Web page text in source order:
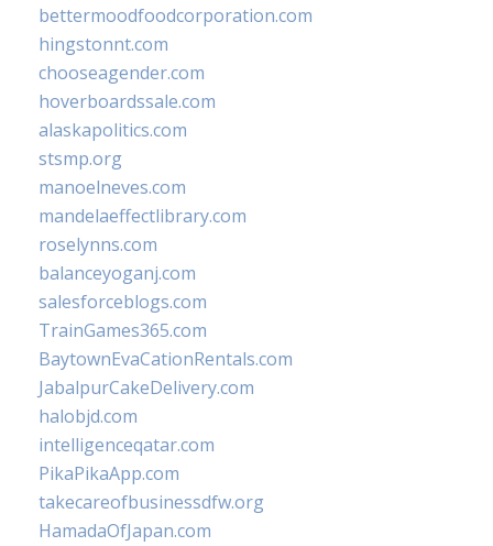
bettermoodfoodcorporation.com
hingstonnt.com
chooseagender.com
hoverboardssale.com
alaskapolitics.com
stsmp.org
manoelneves.com
mandelaeffectlibrary.com
roselynns.com
balanceyoganj.com
salesforceblogs.com
TrainGames365.com
BaytownEvaCationRentals.com
JabalpurCakeDelivery.com
halobjd.com
intelligenceqatar.com
PikaPikaApp.com
takecareofbusinessdfw.org
HamadaOfJapan.com